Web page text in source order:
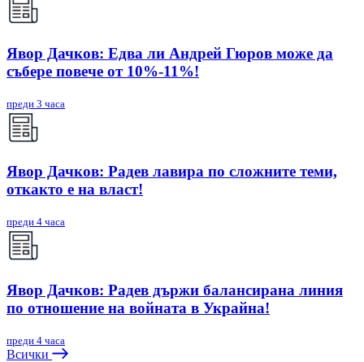
Явор Дачков: Едва ли Андрей Гюров може да
събере повече от 10%-11%!
преди 3 часа
Явор Дачков: Радев лавира по сложните теми,
откакто е на власт!
преди 4 часа
Явор Дачков: Радев държи балансирана линия
по отношение на войната в Украйна!
преди 4 часа
Всички